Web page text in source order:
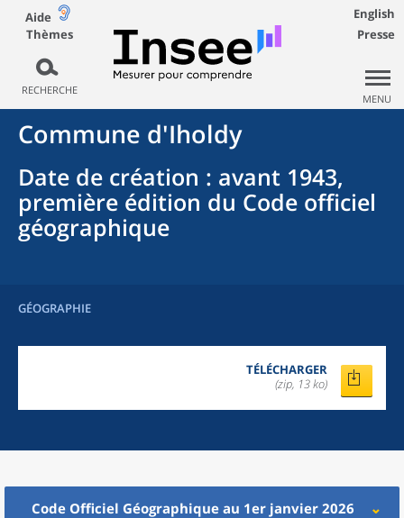
Aide
Thèmes
RECHERCHE
English
Presse
MENU
Commune d'Iholdy
Date de création : avant 1943,
première édition du Code officiel
géographique
GÉOGRAPHIE
TÉLÉCHARGER
(zip, 13 ko)
Code Officiel Géographique au 1er janvier 2026